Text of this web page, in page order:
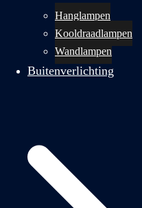
Hanglampen
Kooldraadlampen
Wandlampen
Buitenverlichting